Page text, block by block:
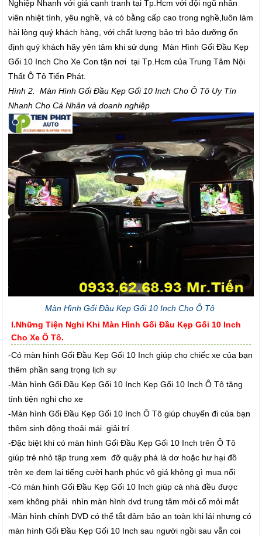
Nghiệp Nhanh với giá cạnh tranh tại Tp.Hcm với đội ngũ nhân
viên nhiệt tình, yêu nghề, và có bằng cấp cao trong nghề,luôn làm
hài lòng quý khách hàng, với chất lượng bảo trì bảo dưỡng ổn
định quý khách hãy yên tâm khi sử dụng Màn Hình Gối Đầu Kẹp
Gối 10 Inch Cho Xe Con tận nơi tại Tp.Hcm của Trung Tâm Nội
Thất Ô Tô Tiến Phát.
Hình 2. Màn Hình Gối Đầu Kẹp Gối 10 Inch Cho Ô Tô Uy Tín
Nhanh Cho Cá Nhân và doanh nghiệp
Màn Hình Gối Đầu Kẹp Gối 10 Inch Cho Ô Tô
I.Những Tiện Nghi Khi Màn Hình Gối Đầu Kẹp Gối 10 Inch
Cho Xe Ô Tô.
-Có màn hình Gối Đầu Kẹp Gối 10 Inch giúp cho chiếc xe của bạn
thêm phần sang trọng lịch sự
-Màn hình Gối Đầu Kẹp Gối 10 Inch Kẹp Gối 10 Inch Ô Tô tăng
tính tiện nghi cho xe
-Màn hình Gối Đầu Kẹp Gối 10 Inch Ô Tô giúp chuyến đi của bạn
thêm sinh động thoải mái giải trí
-Đặc biệt khi có màn hình Gối Đầu Kẹp Gối 10 Inch trên Ô Tô
giúp trẻ nhỏ tập trung xem đỡ quậy phá là dơ hoặc hư hại đồ
trên xe đem lại tiếng cười hạnh phúc vô giá không gì mua nổi
-Có màn hình Gối Đầu Kẹp Gối 10 Inch giúp cả nhà đều được
xem không phải nhìn màn hình dvd trung tâm mỏi cổ mỏi mắt
-Màn hình chính DVD có thể tắt đảm bảo an toàn khi lái nhưng có
màn hình Gối Đầu Kẹp Gối 10 Inch sau người ngồi sau vẫn coi